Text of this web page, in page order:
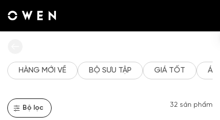
Tài
Danh
HÀNG MỚI VỀ BỘ SƯU TẬP GIÁ TỐT ÁO
32 sản phẩm
Bộ lọc